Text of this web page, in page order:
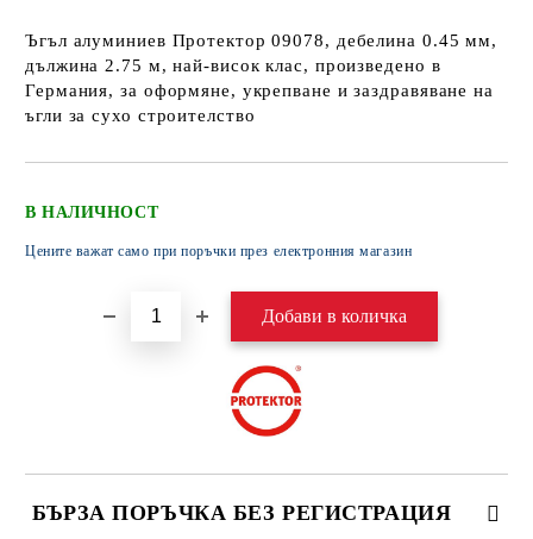
Ъгъл алуминиев Протектор 09078, дебелина 0.45 мм,
дължина 2.75 м, най-висок клас, произведено в
Германия, за оформяне, укрепване и заздравяване на
ъгли за сухо строителство
В НАЛИЧНОСТ
Цените важат само при поръчки през електронния магазин
БЪРЗА ПОРЪЧКА БЕЗ РЕГИСТРАЦИЯ